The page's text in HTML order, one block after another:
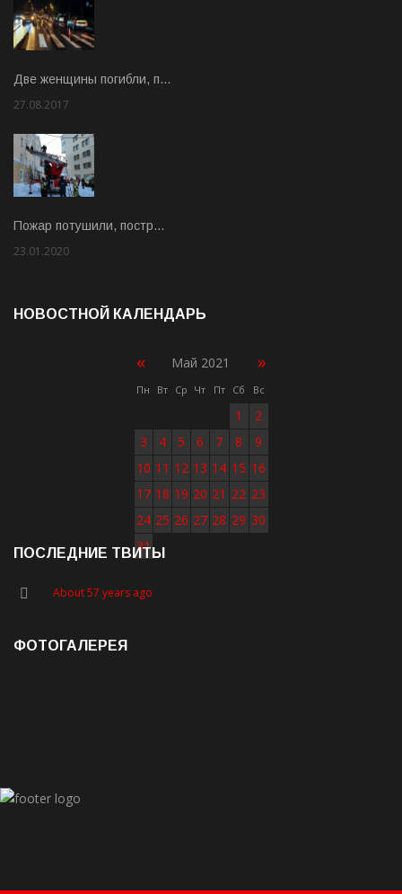
Две женщины погибли, п…
27.08.2017
Пожар потушили, постр…
23.01.2020
НОВОСТНОЙ КАЛЕНДАРЬ
« Май 2021 »
Пн Вт Ср Чт Пт Сб Вс
1
2
3
4 5 6 7 8
9
10 11 12 13 14 15 16
17 18 19 20 21 22 23
24 25 26 27 28 29 30
31
ПОСЛЕДНИЕ ТВИТЫ
About 57 years ago
ФОТОГАЛЕРЕЯ